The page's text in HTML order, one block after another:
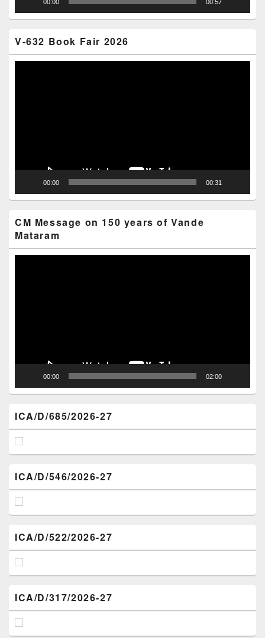
00:00 00:57
V-632 Book Fair 2026
00:00 00:31
CM Message on 150 years of Vande
Mataram
00:00 02:00
ICA/D/685/2026-27
ICA/D/546/2026-27
ICA/D/522/2026-27
ICA/D/317/2026-27